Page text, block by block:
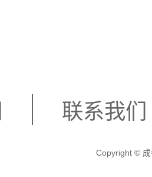
联系我们
Copyright © 成